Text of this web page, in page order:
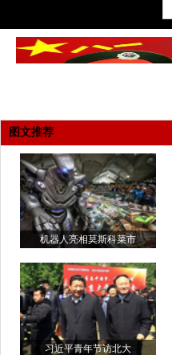
图文推荐
机器人亮相莫斯科菜市
习近平青年节访北大